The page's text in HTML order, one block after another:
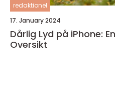
redaktionel
17. January 2024
Dårlig Lyd på iPhone:
Oversikt